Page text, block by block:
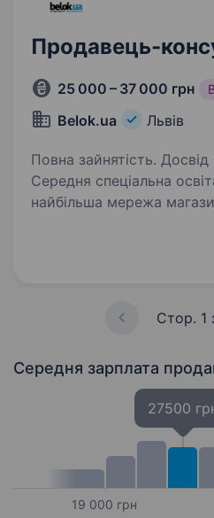
Продавець-
25 000 – 37 000 грн
Belok.ua Львів
Повна зайнятість.
Середня спеціальна освіта.
найбільша мережа
Стор. 1
Середня зарплата
19 000 грн
27500